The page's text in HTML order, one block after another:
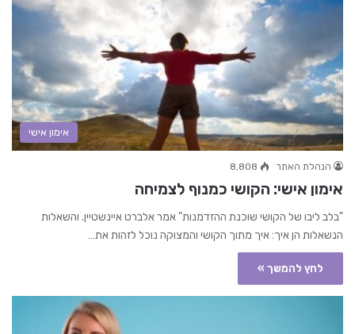
אימון אישי
הנהלת האתר 8,808
אימון אישי: הקושי כמנוף לצמיחה
"בלב ליבו של הקושי שוכנת ההזדמנות" אמר אלברט איינשטיין. והשאלות
הנשאלות הן איך: איך מתוך הקושי והמצוקה נוכל לזהות את…
לחץ להמשך »